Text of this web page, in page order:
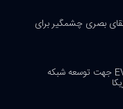
۲ می‌آید؛ ارتقای بصری چشمگیر برای
همکاری استراتژیک تسلا و EVgo جهت توسعه شبکه